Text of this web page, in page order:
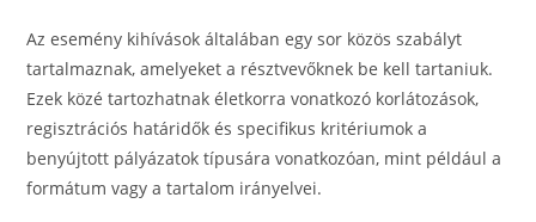
Az esemény kihívások általában egy sor közös szabályt
tartalmaznak, amelyeket a résztvevőknek be kell tartaniuk.
Ezek közé tartozhatnak életkorra vonatkozó korlátozások,
regisztrációs határidők és specifikus kritériumok a
benyújtott pályázatok típusára vonatkozóan, mint például a
formátum vagy a tartalom irányelvei.